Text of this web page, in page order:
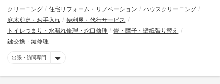
クリーニング 住宅リフォーム・リノベーション
ハウスクリーニング
庭木剪定・お手入れ
便利屋・代行サービス
トイレつまり・水漏れ修理・蛇口修理
畳・障子・壁紙張り替え
鍵交換・鍵修理
出張・訪問専門